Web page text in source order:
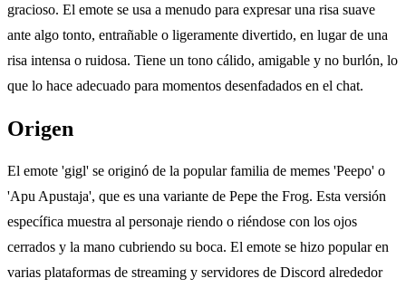
gracioso. El emote se usa a menudo para expresar una risa suave
ante algo tonto, entrañable o ligeramente divertido, en lugar de una
risa intensa o ruidosa. Tiene un tono cálido, amigable y no burlón, lo
que lo hace adecuado para momentos desenfadados en el chat.
Origen
El emote 'gigl' se originó de la popular familia de memes 'Peepo' o
'Apu Apustaja', que es una variante de Pepe the Frog. Esta versión
específica muestra al personaje riendo o riéndose con los ojos
cerrados y la mano cubriendo su boca. El emote se hizo popular en
varias plataformas de streaming y servidores de Discord alrededor